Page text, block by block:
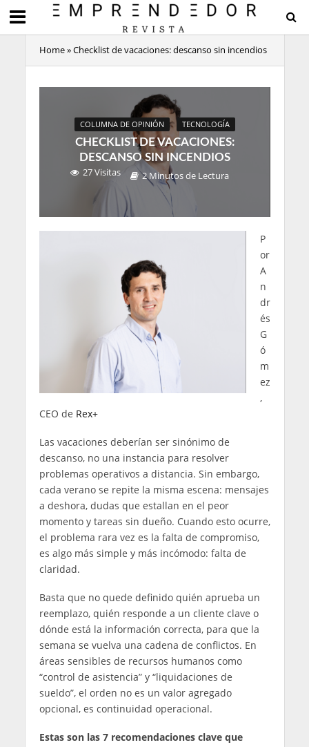
Home»Checklist de vacaciones: descanso sin incendios
COLUMNA DE OPINIÓN TECNOLOGÍA
CHECKLIST DE VACACIONES:
DESCANSO SIN INCENDIOS
27 Visitas
2 Minutos de Lectura
P
or
A
n
dr
és
G
ó
m
ez
,
CEO de Rex+
Las vacaciones deberían ser sinónimo de
descanso, no una instancia para resolver
problemas operativos a distancia. Sin embargo,
cada verano se repite la misma escena: mensajes
a deshora, dudas que estallan en el peor
momento y tareas sin dueño. Cuando esto ocurre,
el problema rara vez es la falta de compromiso,
es algo más simple y más incómodo: falta de
claridad.
Basta que no quede definido quién aprueba un
reemplazo, quién responde a un cliente clave o
dónde está la información correcta, para que la
semana se vuelva una cadena de conflictos. En
áreas sensibles de recursos humanos como
“control de asistencia” y “liquidaciones de
sueldo”, el orden no es un valor agregado
opcional, es continuidad operacional.
Estas son las 7 recomendaciones clave que